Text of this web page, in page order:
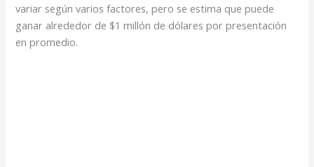
variar según varios factores, pero se estima que puede
ganar alrededor de $1 millón de dólares por presentación
en promedio.